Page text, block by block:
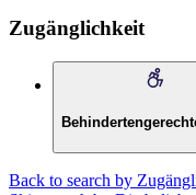
Zugänglichkeit
Back to search by